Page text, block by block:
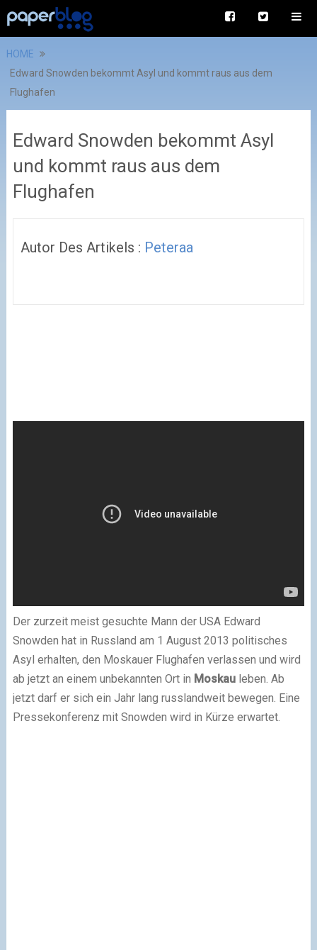
HOME
Edward Snowden bekommt Asyl und kommt raus aus dem
Flughafen
Edward Snowden bekommt Asyl
und kommt raus aus dem
Flughafen
Autor Des Artikels : Peteraa
Der zurzeit meist gesuchte Mann der USA Edward
Snowden hat in Russland am 1 August 2013 politisches
Asyl erhalten, den Moskauer Flughafen verlassen und wird
ab jetzt an einem unbekannten Ort in Moskauleben. Ab
jetzt darf er sich ein Jahr lang russlandweit bewegen. Eine
Pressekonferenz mit Snowden wird in Kürze erwartet.